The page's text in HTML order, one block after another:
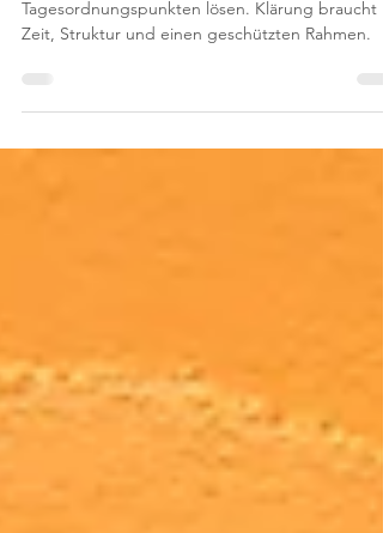
Konflikte lassen sich selten zwischen
Tagesordnungspunkten lösen. Klärung braucht